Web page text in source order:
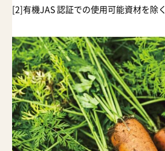
有機JAS 認証での使用可能資材を除く